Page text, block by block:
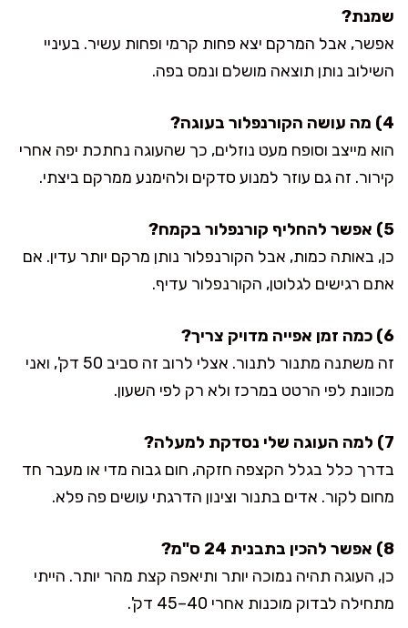
שמנת?
אפשר, אבל המרקם יצא פחות קרמי ופחות עשיר. בעיניי
השילוב נותן תוצאה מושלם ונמס בפה.
4) מה עושה הקורנפלור בעוגה?
הוא מייצב וסופח מעט נוזלים, כך שהעוגה נחתכת יפה אחרי
קירור. זה גם עוזר למנוע סדקים ולהימנע ממרקם ביצתי.
5) אפשר להחליף קורנפלור בקמח?
כן, באותה כמות, אבל הקורנפלור נותן מרקם יותר עדין. אם
אתם רגישים לגלוטן, הקורנפלור עדיף.
6) כמה זמן אפייה מדויק צריך?
זה משתנה מתנור לתנור. אצלי לרוב זה סביב 50 דק', ואני
מכוונת לפי הרטט במרכז ולא רק לפי השעון.
7) למה העוגה שלי נסדקת למעלה?
בדרך כלל בגלל הקצפה חזקה, חום גבוה מדי או מעבר חד
מחום לקור. אדים בתנור וצינון הדרגתי עושים פה פלא.
8) אפשר להכין בתבנית 24 ס"מ?
כן, העוגה תהיה נמוכה יותר ותיאפה קצת מהר יותר. הייתי
מתחילה לבדוק מוכנות אחרי 40–45 דק'.